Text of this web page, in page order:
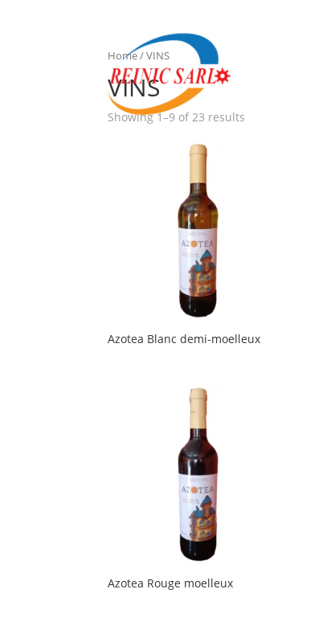
Home/ VINS
VINS
Showing 1–9 of 23 results
Azotea Blanc demi-moelleux
Azotea Rouge moelleux